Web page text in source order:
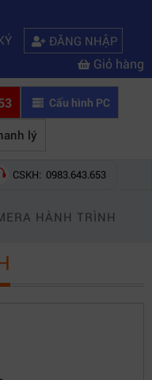
ĐĂNG NHẬP
Giỏ hàng
Cấu hình PC
lý
CSKH: 0983.643.653
HÀNH TRÌNH